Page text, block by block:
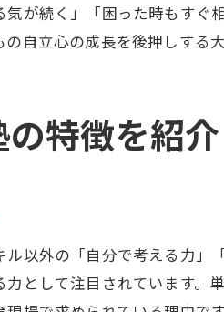
が続く」「困った時もす
自立心の成長を後押しする
特徴を紹介
以外の「自分で考える力
として注目されています。